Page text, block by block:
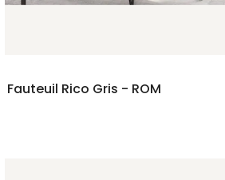
Fauteuil Rico Gris - ROM